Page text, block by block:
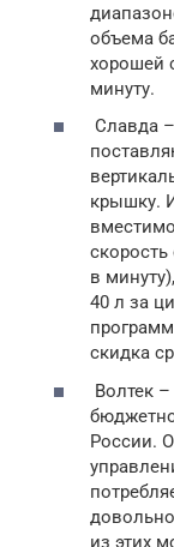
объема
хорошей
минуту.
Славда
крышку.
в
40 л за
скидка
Волтек
России.
из этих